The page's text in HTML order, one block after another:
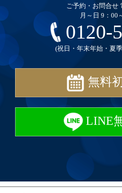
ご予約・お問合せ
月～日 9：00
0120-
(祝日・年末年始・夏
無料
LINE